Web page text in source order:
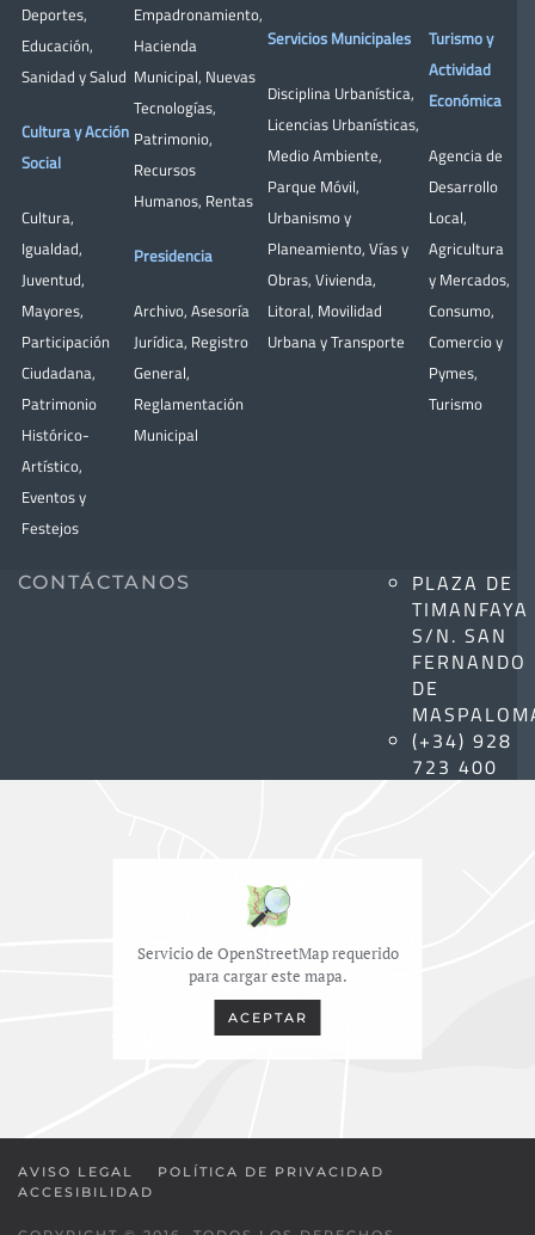
Deportes,
Educación,
Sanidad y Salud
Cultura y Acción
Social
Cultura,
Igualdad,
Juventud,
Mayores,
Participación
Ciudadana,
Patrimonio
Histórico-
Artístico,
Eventos y
Festejos
Empadronamiento,
Hacienda
Municipal, Nuevas
Tecnologías,
Patrimonio,
Recursos
Humanos, Rentas
Presidencia
Archivo, Asesoría
Jurídica, Registro
General,
Reglamentación
Municipal
Servicios Municipales
Disciplina Urbanística,
Licencias Urbanísticas,
Medio Ambiente,
Parque Móvil,
Urbanismo y
Planeamiento, Vías y
Obras, Vivienda,
Litoral, Movilidad
Urbana y Transporte
Turismo y
Actividad
Económica
Agencia de
Desarrollo
Local,
Agricultura
y Mercados,
Consumo,
Comercio y
Pymes,
Turismo
CONTÁCTANOS
PLAZA DE
TIMANFAYA
S/N. SAN
FERNANDO
DE
(+34) 928
723 400
Servicio de OpenStreetMap requerido
para cargar este mapa.
ACEPTAR
AVISO LEGAL
POLÍTICA DE PRIVACIDAD
ACCESIBILIDAD